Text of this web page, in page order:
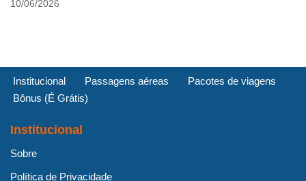
10/06/2026
Institucional Passagens aéreas
Pacotes de viagens
Bônus (É Grátis)
Institucional
Sobre
Política de Privacidade